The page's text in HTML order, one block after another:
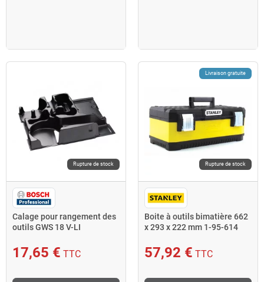
Rupture de stock
Calage pour rangement des
outils GWS 18 V-LI
17,65 € TTC
Livraison gratuite
Rupture de stock
Boite à outils bimatière 662
x 293 x 222 mm 1-95-614
57,92 € TTC